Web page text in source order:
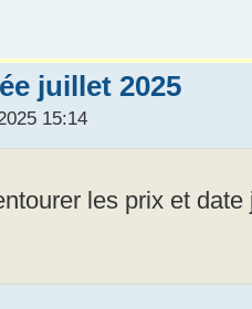
juillet 2025
15:14
les prix et